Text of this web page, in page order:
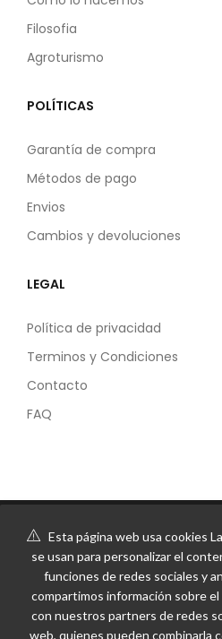
Filosofia
Agroturismo
POLÍTICAS
Garantía de compra
Métodos de pago
Envios
Cambios y devoluciones
LEGAL
Política de privacidad
Terminos y Condiciones
Contacto
FAQ
Esta página web usa cookies
se usan para personalizar el
funciones de redes sociales y
compartimos información sobre
con nuestros partners de redes
web, quienes pueden combinarla